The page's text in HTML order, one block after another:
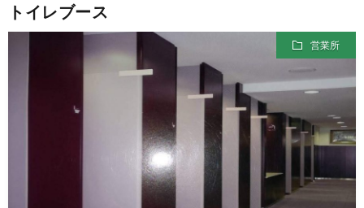
トイレブース
営業所